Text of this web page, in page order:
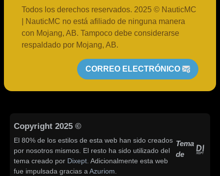
Todos los derechos reservados. 2025 © NauticMC
| NauticMC no está afiliado de ninguna manera
con Mojang, AB. Tampoco debe considerarse
respaldado por Mojang, AB.
CORREO ELECTRÓNICO
Copyright 2025 ©
El 80% de los estilos de esta web han sido creados
por nosotros mismos. El resto ha sido utilizado del
tema creado por Dixept . Adicionalmente esta web
fue impulsada gracias aAzuriom
Tema
de